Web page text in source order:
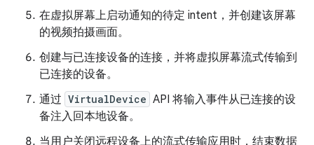
在虚拟屏幕上启动通知的待定 intent，并创建该屏幕
的视频拍摄画面。
创建与已连接设备的连接，并将虚拟屏幕流式传输到
已连接的设备。
通过 VirtualDevice API 将输入事件从已连接的设
备注入回本地设备。
当用户关闭远程设备上的流式传输应用时，结束数据